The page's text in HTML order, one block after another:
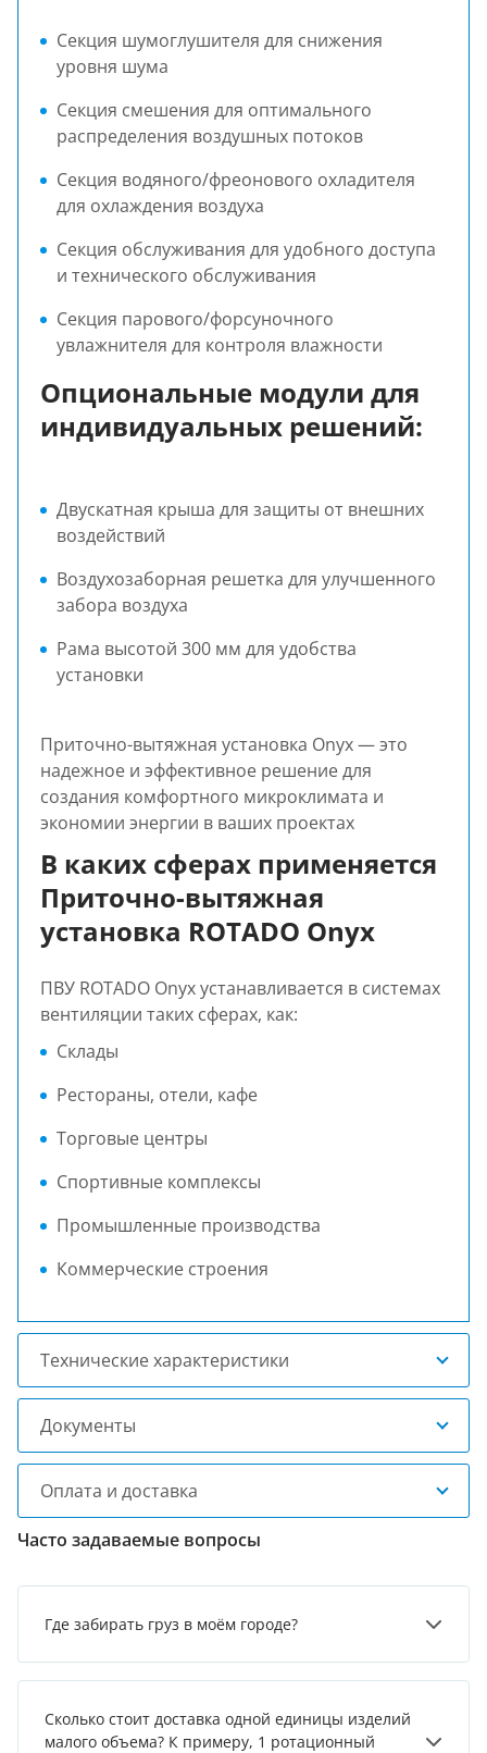
Секция шумоглушителя для снижения
уровня шума
Секция смешения для оптимального
распределения воздушных потоков
Секция водяного/фреонового охладителя
для охлаждения воздуха
Секция обслуживания для удобного доступа
и технического обслуживания
Секция парового/форсуночного
увлажнителя для контроля влажности
Опциональные модули для
индивидуальных решений:
Двускатная крыша для защиты от внешних
воздействий
Воздухозаборная решетка для улучшенного
забора воздуха
Рама высотой 300 мм для удобства
установки
Приточно-вытяжная установка Onyx — это
надежное и эффективное решение для
создания комфортного микроклимата и
экономии энергии в ваших проектах
В каких сферах применяется
Приточно-вытяжная
установка ROTADO Onyx
ПВУ ROTADO Onyx устанавливается в системах
вентиляции таких сферах, как:
Склады
Рестораны, отели, кафе
Торговые центры
Спортивные комплексы
Промышленные производства
Коммерческие строения
Технические характеристики
Документы
Оплата и доставка
Часто задаваемые вопросы
Где забирать груз в моём городе?
Сколько стоит доставка одной единицы изделий
малого объема? К примеру, 1 ротационный